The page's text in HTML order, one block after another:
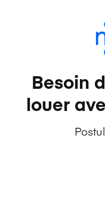
Besoin
louer